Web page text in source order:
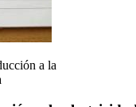
a la